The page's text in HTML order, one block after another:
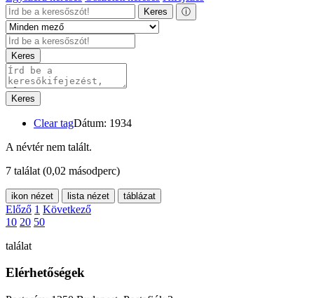
Keres ⓘ
Keres
Keres
Clear tagDátum: 1934
A névtér nem talált.
7 találat (0,02 másodperc)
ikon nézet lista nézet táblázat
Előző 1 Következő
10 20 50
találat
Elérhetőségek